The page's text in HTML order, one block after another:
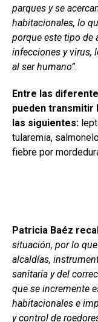
parques y se
habitacionales, lo
porque este tipo de
infecciones y virus,
al ser humano”.
Entre las
pueden transmitir
las siguientes:
tularemia,
fiebre por
Patricia Baéz
situación, por lo
alcaldías,
sanitaria y del
que se incremente
habitacionales e
y control de